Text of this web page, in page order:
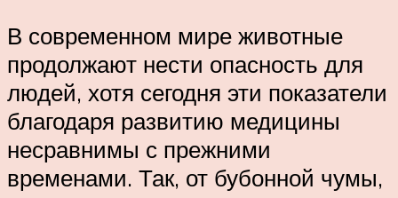
В современном мире животные
продолжают нести опасность для
людей, хотя сегодня эти показатели
благодаря развитию медицины
несравнимы с прежними
временами. Так, от бубонной чумы,